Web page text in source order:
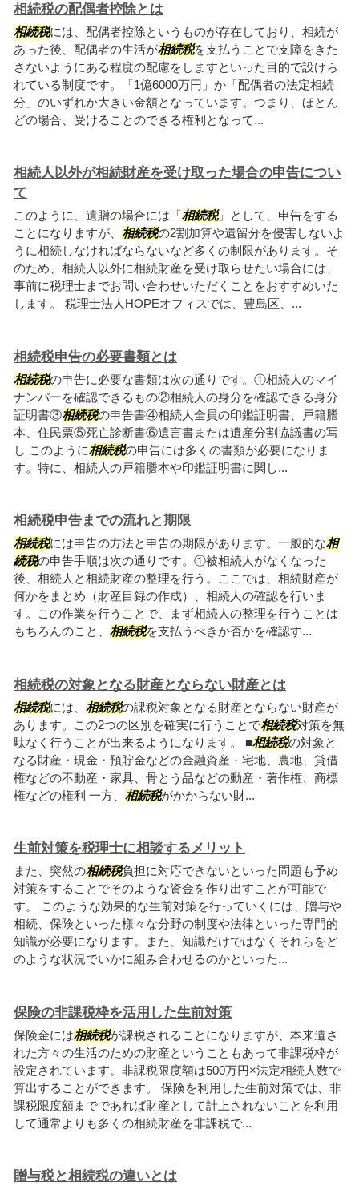
相続税の配偶者控除とは
相続税には、配偶者控除というものが存在しており、相続が
あった後、配偶者の生活が相続税を支払うことで支障をきた
さないようにある程度の配慮をしますといった目的で設けら
れている制度です。「1億6000万円」か「配偶者の法定相続
分」のいずれか大きい金額となっています。つまり、ほとん
どの場合、受けることのできる権利となって...
相続人以外が相続財産を受け取った場合の申告につい
て
このように、遺贈の場合には「相続税」として、申告をする
ことになりますが、 相続税の2割加算や遺留分を侵害しないよ
うに相続しなければならないなど多くの制限があります。そ
のため、相続人以外に相続財産を受け取らせたい場合には、
事前に税理士までお問い合わせいただくことをおすすめいた
します。 税理士法人HOPEオフィスでは、豊島区、...
相続税申告の必要書類とは
相続税の申告に必要な書類は次の通りです。①相続人のマイ
ナンバーを確認できるもの②相続人の身分を確認できる身分
証明書③相続税の申告書④相続人全員の印鑑証明書、戸籍謄
本、住民票⑤死亡診断書⑥遺言書または遺産分割協議書の写
し このように相続税の申告には多くの書類が必要になりま
す。特に、相続人の戸籍謄本や印鑑証明書に関し...
相続税申告までの流れと期限
相続税には申告の方法と申告の期限があります。一般的な相
続税の申告手順は次の通りです。①被相続人がなくなった
後、相続人と相続財産の整理を行う。ここでは、相続財産が
何かをまとめ（財産目録の作成）、相続人の確認を行いま
す。この作業を行うことで、まず相続人の整理を行うことは
もちろんのこと、 相続税を支払うべきか否かを確認す...
相続税の対象となる財産とならない財産とは
相続税には、 相続税の課税対象となる財産とならない財産が
あります。この2つの区別を確実に行うことで相続税対策を無
駄なく行うことが出来るようになります。 ■相続税の対象と
なる財産・現金・預貯金などの金融資産・宅地、農地、貸借
権などの不動産・家具、骨とう品などの動産・著作権、商標
権などの権利 一方、 相続税がかからない財...
生前対策を税理士に相談するメリット
また、突然の相続税負担に対応できないといった問題も予め
対策をすることでそのような資金を作り出すことが可能で
す。 このような効果的な生前対策を行っていくには、贈与や
相続、保険といった様々な分野の制度や法律といった専門的
知識が必要になります。また、知識だけではなくそれらをど
のような状況でいかに組み合わせるのかといった...
保険の非課税枠を活用した生前対策
保険金には相続税が課税されることになりますが、本来遺さ
れた方々の生活のための財産ということもあって非課税枠が
設定されています。非課税限度額は500万円×法定相続人数で
算出することができます。 保険を利用した生前対策では、非
課税限度額までであれば財産として計上されないことを利用
して通常よりも多くの相続財産を非課税で...
贈与税と相続税の違いとは